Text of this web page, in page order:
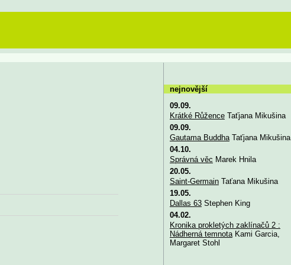
nejnovější
09.09.
Krátké RůženceTaťjana Mikušina
09.09.
Gautama BuddhaTaťjana Mikušina
04.10.
Správná věc Marek Hnila
20.05.
Saint-GermainTaťana Mikušina
19.05.
Dallas 63Stephen King
04.02.
Kronika prokletých zaklínačů 2 :
Nádherná temnotaKami Garcia,
Margaret Stohl